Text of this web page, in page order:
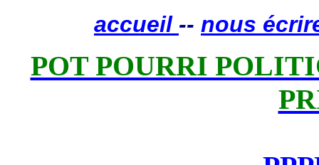
accueil -- nous
POT POURRI